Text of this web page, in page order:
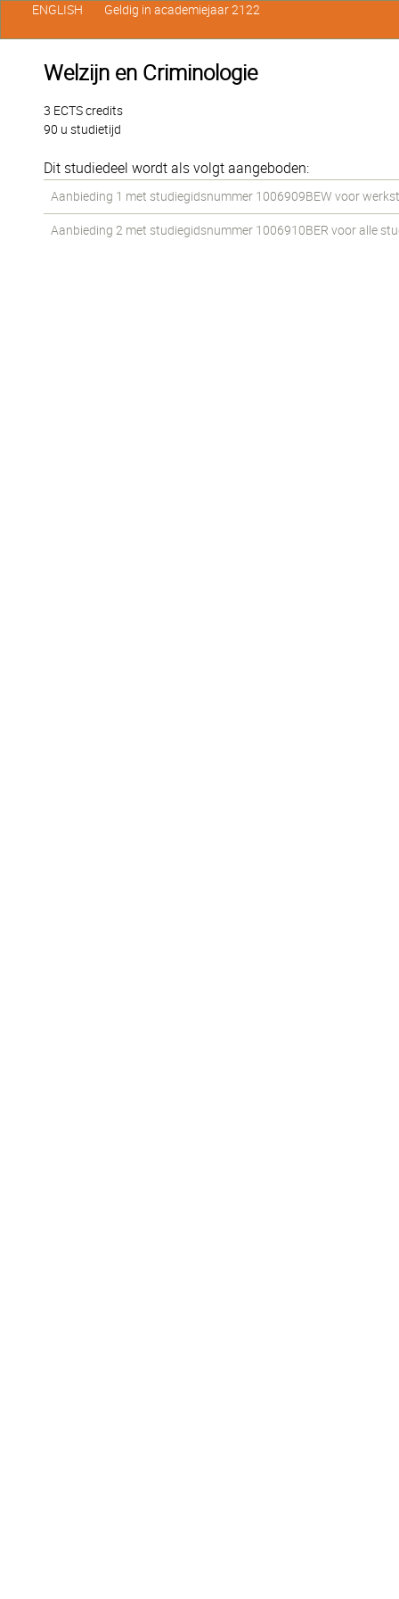
Welzijn en Criminologie
3 ECTS credits
90 u studietijd
Dit studiedeel wordt als volgt aangeboden:
Aanbieding 1 met studiegidsnummer 1006909BEW voor
Aanbieding 2 met studiegidsnummer 1006910BER voor alle
ENGLISH Geldig in academiejaar 2122